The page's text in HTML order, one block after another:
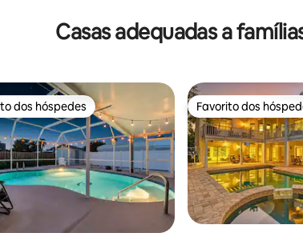
Casas adequadas a
dos hóspedes mais apreciados
dos hóspedes Favorito dos
Favorito dos